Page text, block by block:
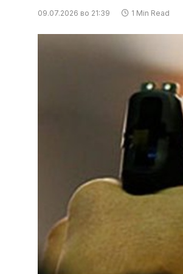
09.07.2026 во 21:39 1 Min Read